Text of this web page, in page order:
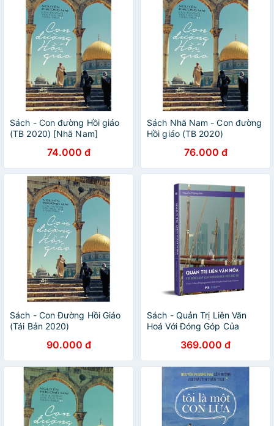
Sách - Con đường Hồi giáo
(TB 2020) [Nhã Nam]
74.000 đ
Sách Nhã Nam - Con đường
Hồi giáo (TB 2020)
76.000 đ
Sách - Con Đường Hồi Giáo
(Tái Bản 2020)
90.000 đ
Sách - Quản Trị Liên Văn
Hoá Với Đóng Góp Của
(quảng văn)369.000 đ